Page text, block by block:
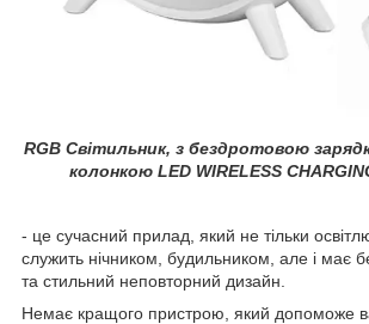
RGB Світильник, з бездротовою
колонкою LED WIRELESS
- це сучасний прилад, який не тільки
служить нічником, будильником, але і має
та стильний неповторний дизайн.
Немає кращого пристрою, який допоможе